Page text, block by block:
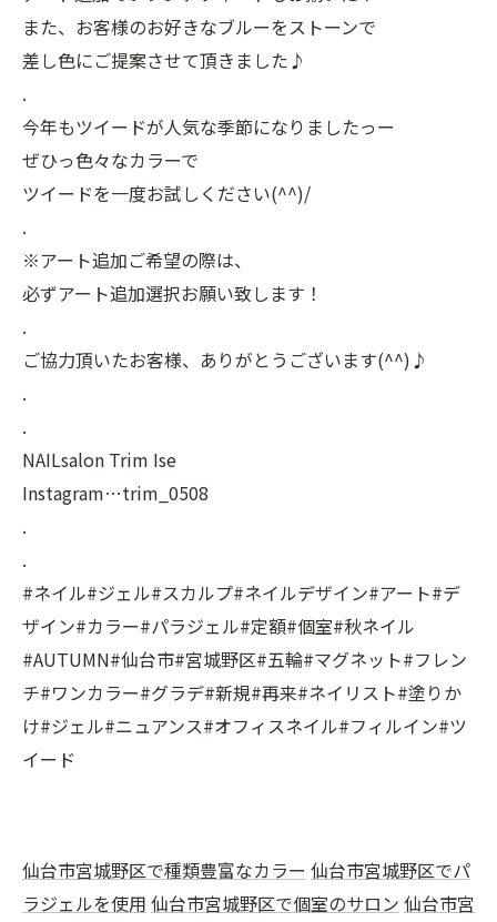
また、お客様のお好きなブルーをストーンで
差し色にご提案させて頂きました♪
.
今年もツイードが人気な季節になりましたっー
ぜひっ色々なカラーで
ツイードを一度お試しください(^^)/
.
※アート追加ご希望の際は、
必ずアート追加選択お願い致します！
.
ご協力頂いたお客様、ありがとうございます(^^)♪
.
.
NAILsalon Trim Ise
Instagram…trim_0508
.
.
#ネイル#ジェル#スカルプ#ネイルデザイン#アート#デ
ザイン#カラー#パラジェル#定額#個室#秋ネイル
#AUTUMN#仙台市#宮城野区#五輪#マグネット#フレン
チ#ワンカラー#グラデ#新規#再来#ネイリスト#塗りか
け#ジェル#ニュアンス#オフィスネイル#フィルイン#ツ
イード
仙台市宮城野区で種類豊富なカラー 仙台市宮城野区でパ
ラジェルを使用 仙台市宮城野区で個室のサロン 仙台市宮